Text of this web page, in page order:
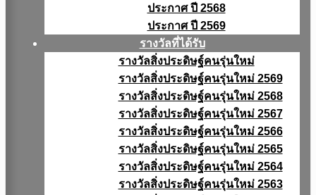
ประกาศ ปี 2568
ประกาศ ปี 2569
รางวัลที่ได้รับ
รางวัลสิ่งประดิษฐ์คนรุ่นใหม่
รางวัลสิ่งประดิษฐ์คนรุ่นใหม่ 2569
รางวัลสิ่งประดิษฐ์คนรุ่นใหม่ 2568
รางวัลสิ่งประดิษฐ์คนรุ่นใหม่ 2567
รางวัลสิ่งประดิษฐ์คนรุ่นใหม่ 2566
รางวัลสิ่งประดิษฐ์คนรุ่นใหม่ 2565
รางวัลสิ่งประดิษฐ์คนรุ่นใหม่ 2564
รางวัลสิ่งประดิษฐ์คนรุ่นใหม่ 2563